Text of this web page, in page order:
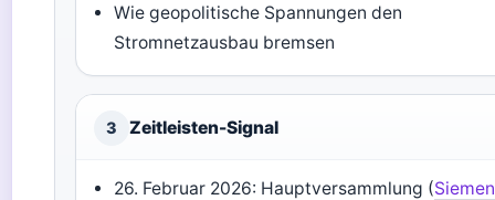
Wie geopolitische Spannungen den
Stromnetzausbau bremsen
3 Zeitleisten-Signal
26. Februar 2026: Hauptversammlung (